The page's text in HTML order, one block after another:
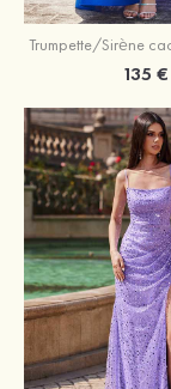
135 €